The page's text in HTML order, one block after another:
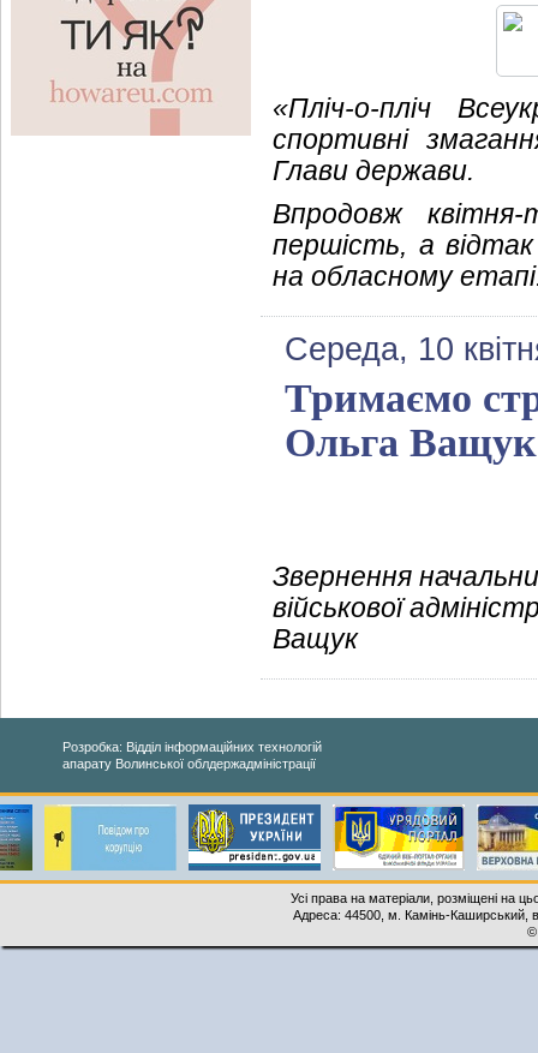
«Пліч-о-пліч
спортивні
Глави держави.
Впродовж
першість, а
на обласному
Середа, 10
Тримаємо
Ольга Ващук
Звернення
військової
Ващук
Розробка: Відділ інформаційних технологій
апарату Волинської облдержадміністрації
Усі права на матеріали, розміщені на
Адреса: 44500, м. Камінь-Каширський,
©